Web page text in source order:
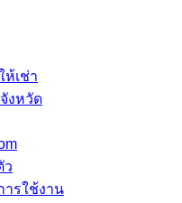
ห้เช่า
งหวัด
ว
ารใช้งาน